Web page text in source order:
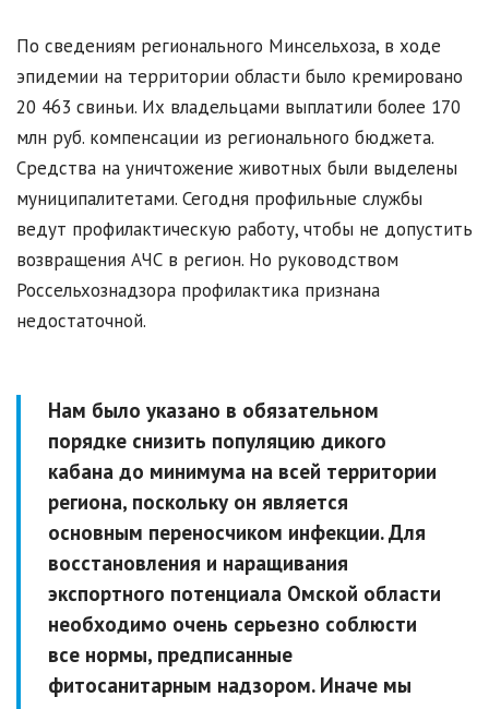
По сведениям регионального Минсельхоза, в ходе
эпидемии на территории области было кремировано
20 463 свиньи. Их владельцами выплатили более 170
млн руб. компенсации из регионального бюджета.
Средства на уничтожение животных были выделены
муниципалитетами. Сегодня профильные службы
ведут профилактическую работу, чтобы не допустить
возвращения АЧС в регион. Но руководством
Россельхознадзора профилактика признана
недостаточной.
Нам было указано в обязательном
порядке снизить популяцию дикого
кабана до минимума на всей территории
региона, поскольку он является
основным переносчиком инфекции. Для
восстановления и наращивания
экспортного потенциала Омской области
необходимо очень серьезно соблюсти
все нормы, предписанные
фитосанитарным надзором. Иначе мы